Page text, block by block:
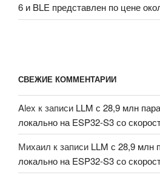
6 и BLE представлен по цене
СВЕЖИЕ КОММЕНТАРИИ
Alex к записи LLM с 28,9 млн
локально на ESP32-S3 со
Михаил к записи LLM с 28,9 млн
локально на ESP32-S3 со